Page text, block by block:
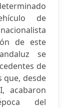
de
de este
se
de
que, desde
acabaron
del